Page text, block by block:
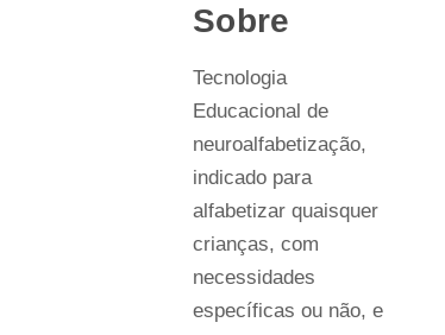
Sobre
Tecnologia
Educacional de
neuroalfabetização,
indicado para
alfabetizar quaisquer
crianças, com
necessidades
específicas ou não, e